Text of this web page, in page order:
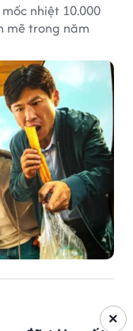
nhiệt 10.000
mẽ trong năm
×